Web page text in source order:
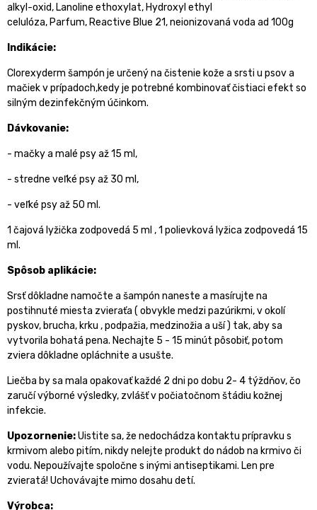
alkyl-oxid, Lanoline ethoxylat, Hydroxyl ethyl
celulóza, Parfum, Reactive Blue 21, neionizovaná voda ad 100g
Indikácie:
Clorexyderm šampón je určený na čistenie kože a srsti u psov a
mačiek v prípadoch,kedy je potrebné kombinovať čistiaci efekt so
silným dezinfekčným účinkom.
Dávkovanie:
- mačky a malé psy až 15 ml,
- stredne veľké psy až 30 ml,
- veľké psy až 50 ml.
1 čajová lyžička zodpovedá 5 ml , 1 polievková lyžica zodpovedá 15
ml.
Spôsob aplikácie:
Srsť dôkladne namočte a šampón naneste a masírujte na
postihnuté miesta zvieraťa ( obvykle medzi pazúrikmi, v okolí
pyskov, brucha, krku , podpažia, medzinožia a uší ) tak, aby sa
vytvorila bohatá pena. Nechajte 5 - 15 minút pôsobiť, potom
zviera dôkladne opláchnite a usušte.
Liečba by sa mala opakovať každé 2 dni po dobu 2- 4 týždňov, čo
zaručí výborné výsledky, zvlášť v počiatočnom štádiu kožnej
infekcie.
Upozornenie:Uistite sa, že nedochádza kontaktu prípravku s
krmivom alebo pitím, nikdy nelejte produkt do nádob na krmivo či
vodu. Nepoužívajte spoločne s inými antiseptikami. Len pre
zvieratá! Uchovávajte mimo dosahu detí.
Výrobca: